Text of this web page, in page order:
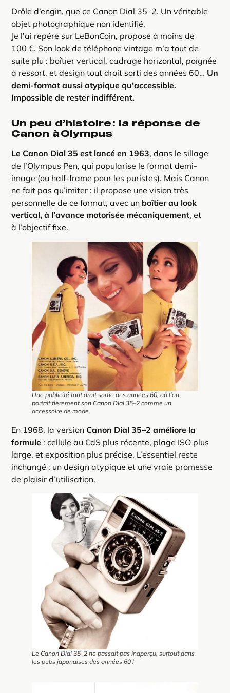
Drôle d’engin, que ce Canon Dial 35–2. Un véritable
objet photographique non identifié.
Je l’ai repéré sur LeBonCoin, proposé à moins de
100 €. Son look de téléphone vintage m’a tout de
suite plu : boîtier vertical, cadrage horizontal, poignée
à ressort, et design tout droit sorti des années 60… Un
demi-format aussi atypique qu’accessible.
Impossible de rester indifférent.
Un peu d’histoire : la réponse de
Canon à Olympus
Le Canon Dial 35 est lancé en 1963, dans le sillage
de l’Olympus Pen, qui popularise le format demi-
image (ou half-frame pour les puristes). Mais Canon
ne fait pas qu’imiter : il propose une vision très
personnelle de ce format, avec un boîtier au look
vertical, à l’avance motorisée mécaniquement, et
à l’objectif fixe.
Une publicité tout droit sortie des années 60, où l’on
portait fièrement son Canon Dial 35–2 comme un
accessoire de mode.
En 1968, la versionCanon Dial 35–2 améliore la
formule : cellule au CdS plus récente, plage ISO plus
large, et exposition plus précise. L’essentiel reste
inchangé : un design atypique et une vraie promesse
de plaisir d’utilisation.
Le Canon Dial 35–2 ne passait pas inaperçu, surtout dans
les pubs japonaises des années 60 !